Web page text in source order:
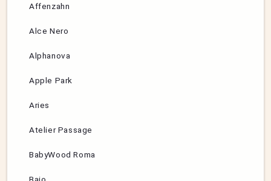
Affenzahn
Alce Nero
Alphanova
Apple Park
Aries
Atelier Passage
BabyWood Roma